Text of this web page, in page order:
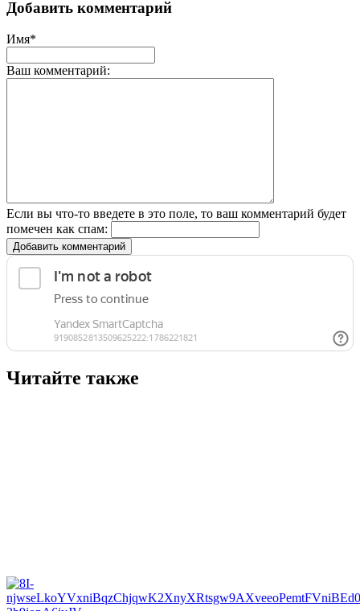
Добавить комментарий
Имя*
Ваш комментарий:
Если вы что-то введете в это поле, то ваш комментарий будет
помечен как спам:
Добавить комментарий
Читайте также